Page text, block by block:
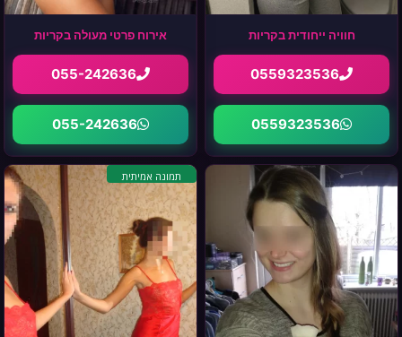
חוויה ייחודית בקריות
0559323536
0559323536
אירוח פרטי מעולה בקריות
055-242636
055-242636
תמונה אמיתית